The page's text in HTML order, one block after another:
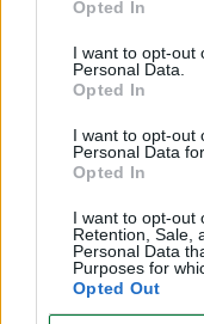
Opted In
I want to opt-out
Personal Data.
Opted In
I want to opt-out
Personal Data
Opted In
I want to opt-out
Retention, Sale,
Personal Data
Purposes for
Opted Out
principalmente
soluciones
hospitalarias,
insumos médicos
Auditorías y
las
protocolos y